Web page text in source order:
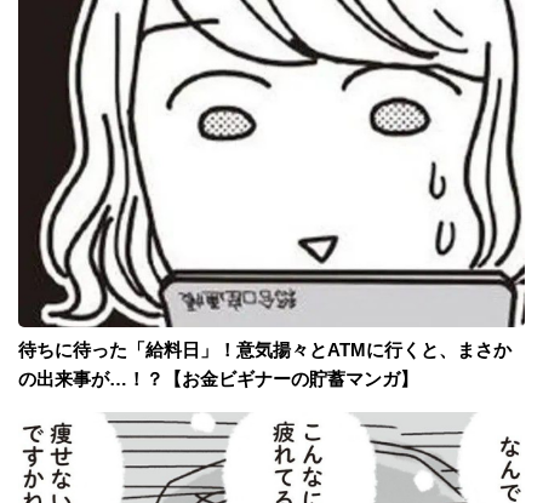
待ちに待った「給料日」！意気揚々とATMに行くと、まさか
の出来事が…！？【お金ビギナーの貯蓄マンガ】